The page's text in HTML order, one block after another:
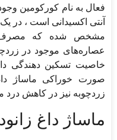
فعال به نام کورکومین
آنتی اکسیدانی است ، در
خاصیت تسکین دهندگی
صورت خوراکی ماساژ
زردچوبه نیز در کاهش درد
ماساژ داغ